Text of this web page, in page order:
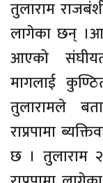
तुलाराम
लागेका छन्
आएको
मागलाई
तुलारामले
राप्रपामा
छ । तुलाराम